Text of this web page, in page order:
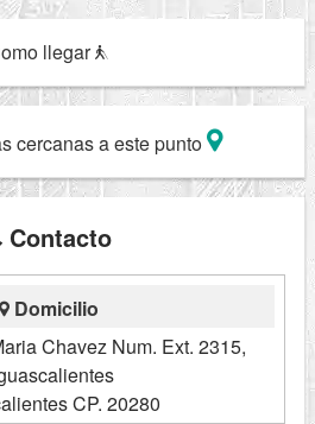
llegar
cercanas a este punto
Contacto
Domicilio
Chavez Num. Ext. 2315,
CP. 20280